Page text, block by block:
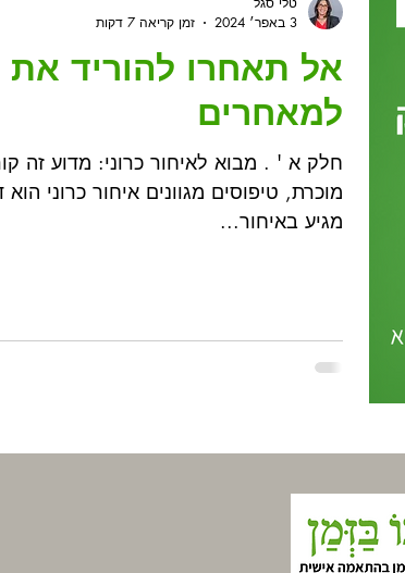
אל תאחרו להוריד את
למאחרים
חלק א ' . מבוא לאיחור כרוני: מדוע
מוכרת, טיפוסים מגוונים איחור כרוני
מגיע באיחור...
3 באפר׳ 2024
זמן קריאה 7 דקות